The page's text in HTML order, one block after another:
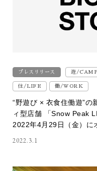
プレスリリース 遊/CAMP
住/LIFE 働/WORK
“野遊び × 衣食住働遊”の
ィ型店舗 「Snow Peak
2022年4月29日（金）に
2022.3.1